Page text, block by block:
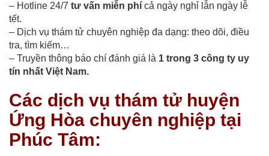
– Hotline 24/7 tư vấn miễn phí cả ngày nghỉ lẫn ngày lễ
tết.
– Dịch vụ thám tử chuyên nghiệp đa dạng: theo dõi, điều
tra, tìm kiếm…
– Truyền thông báo chí đánh giá là 1 trong 3 công ty uy
tín nhất Việt Nam.
Các dịch vụ thám tử huyện
Ứng Hòa chuyên nghiệp tại
Phúc Tâm: